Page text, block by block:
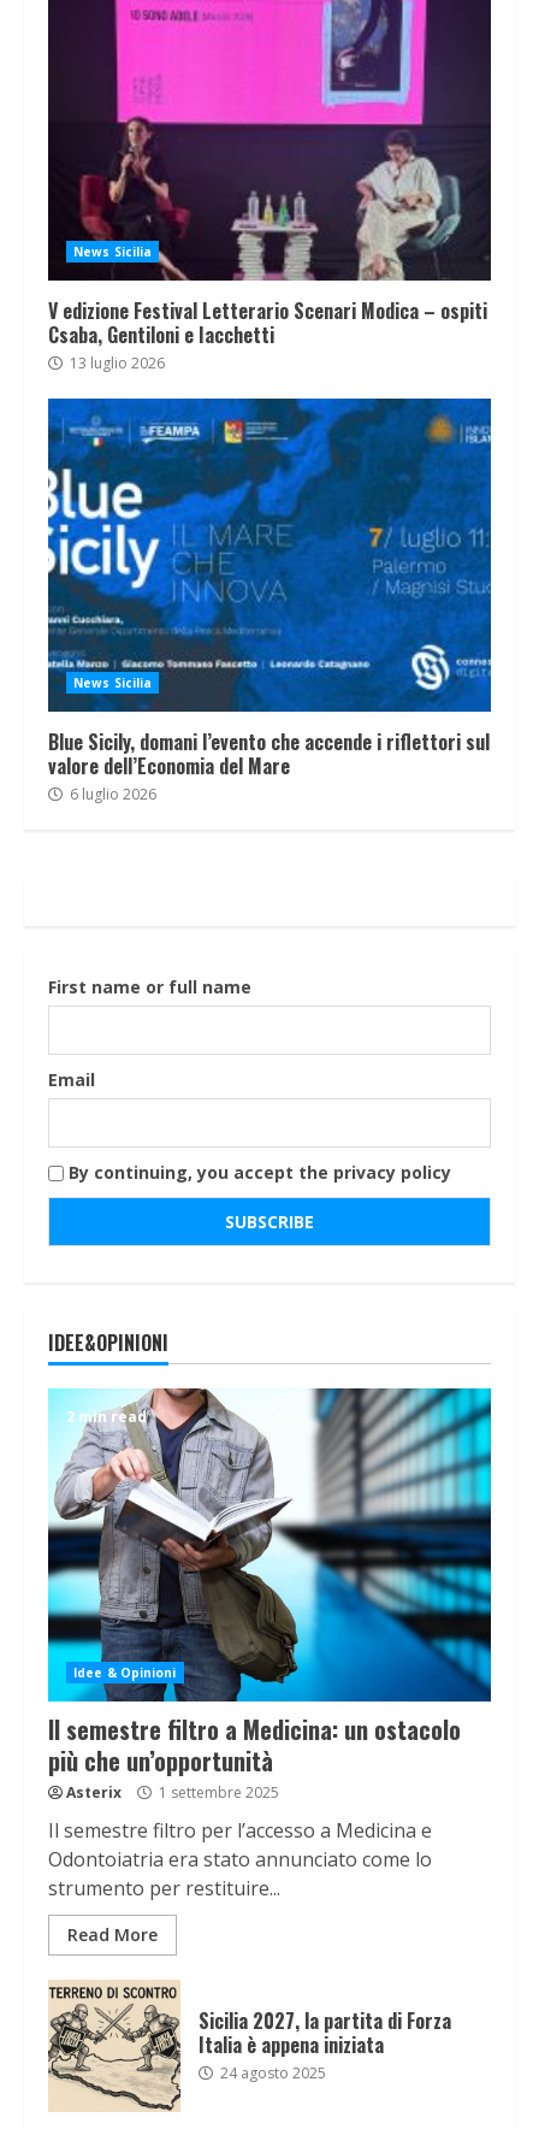
News Sicilia
V edizione Festival Letterario Scenari Modica – ospiti
Csaba, Gentiloni e Iacchetti
13 luglio 2026
News Sicilia
Blue Sicily, domani l’evento che accende i riflettori sul
valore dell’Economia del Mare
6 luglio 2026
First name or full name
Email
By continuing, you accept the privacy policy
IDEE&OPINIONI
2 min read
Idee & Opinioni
Il semestre filtro a Medicina: un ostacolo
più che un’opportunità
Asterix 1 settembre 2025
Il semestre filtro per l’accesso a Medicina e
Odontoiatria era stato annunciato come lo
strumento per restituire...
Read More
Sicilia 2027, la partita di Forza
Italia è appena iniziata
24 agosto 2025